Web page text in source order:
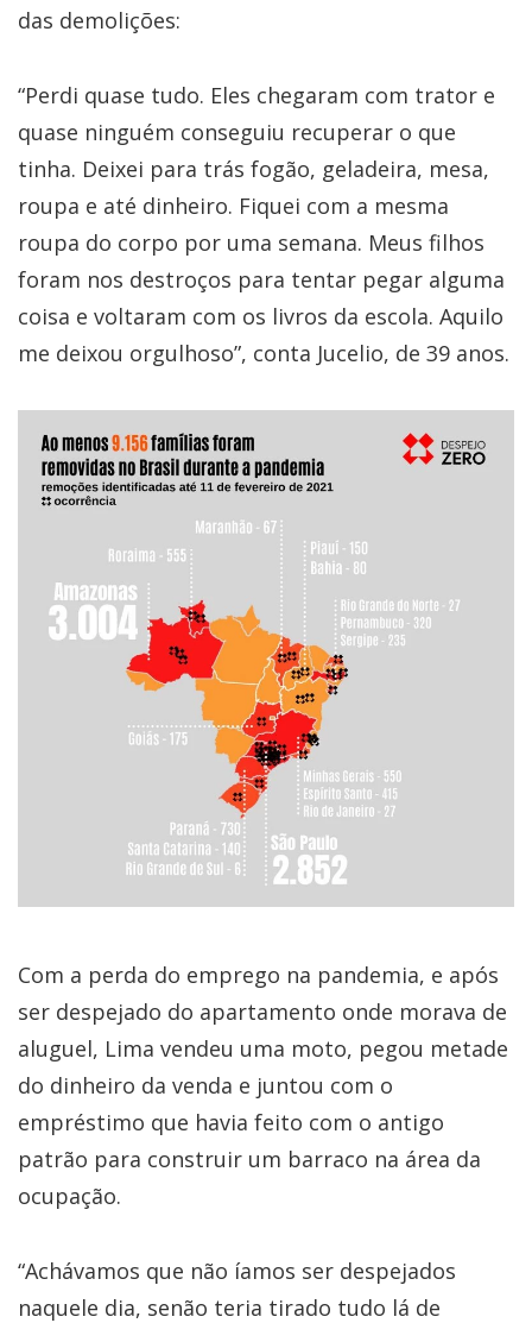
das demolições:
“Perdi quase tudo. Eles chegaram com trator e
quase ninguém conseguiu recuperar o que
tinha. Deixei para trás fogão, geladeira, mesa,
roupa e até dinheiro. Fiquei com a mesma
roupa do corpo por uma semana. Meus filhos
foram nos destroços para tentar pegar alguma
coisa e voltaram com os livros da escola. Aquilo
me deixou orgulhoso”, conta Jucelio, de 39 anos.
Com a perda do emprego na pandemia, e após
ser despejado do apartamento onde morava de
aluguel, Lima vendeu uma moto, pegou metade
do dinheiro da venda e juntou com o
empréstimo que havia feito com o antigo
patrão para construir um barraco na área da
ocupação.
“Achávamos que não íamos ser despejados
naquele dia, senão teria tirado tudo lá de